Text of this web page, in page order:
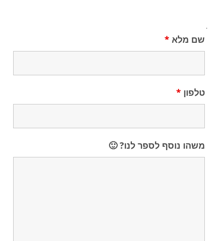
.
שם מלא*
טלפון*
משהו נוסף לספר לנו? 🙂